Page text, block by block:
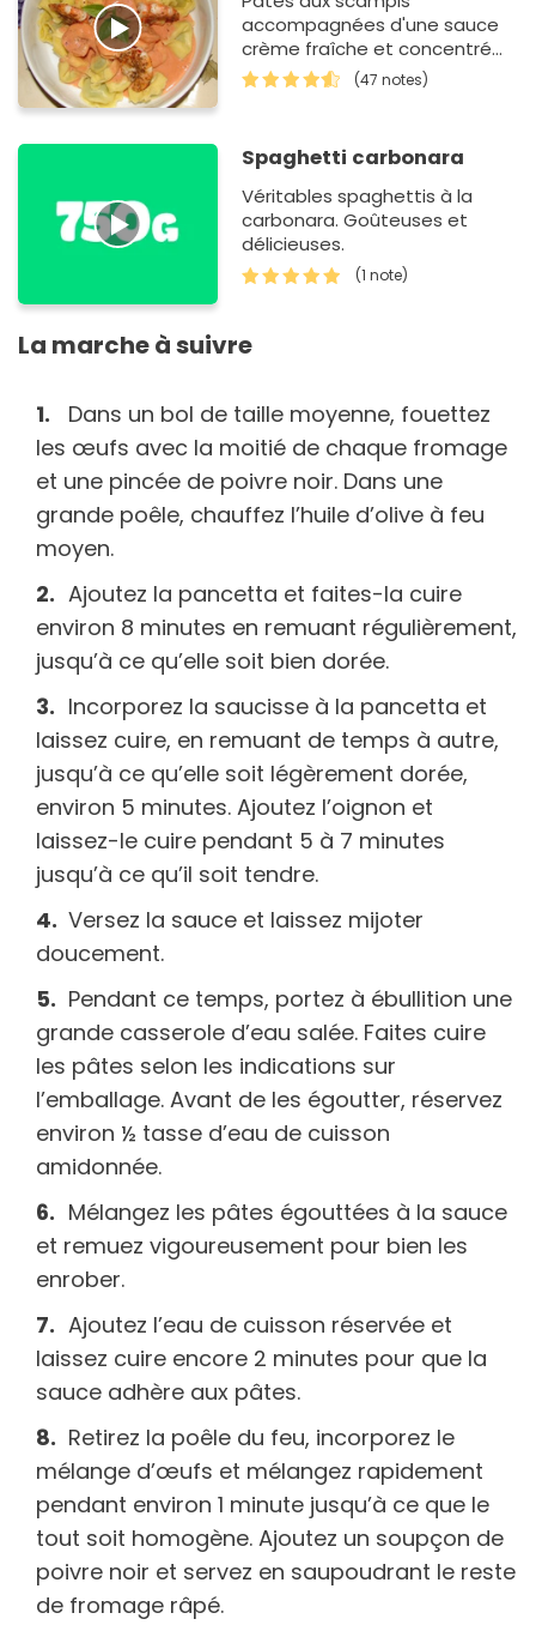
accompagnées d'une sauce
crème fraîche et concentré
de sauce tomate.
(47 notes)
Spaghetti carbonara
Véritables spaghettis à la
carbonara. Goûteuses et
délicieuses.
(1 note)
La marche à suivre
Dans un bol de taille moyenne, fouettez
les œufs avec la moitié de chaque fromage
et une pincée de poivre noir. Dans une
grande poêle, chauffez l’huile d’olive à feu
moyen.
Ajoutez la pancetta et faites-la cuire
environ 8 minutes en remuant régulièrement,
jusqu’à ce qu’elle soit bien dorée.
Incorporez la saucisse à la pancetta et
laissez cuire, en remuant de temps à autre,
jusqu’à ce qu’elle soit légèrement dorée,
environ 5 minutes. Ajoutez l’oignon et
laissez-le cuire pendant 5 à 7 minutes
jusqu’à ce qu’il soit tendre.
Versez la sauce et laissez mijoter
doucement.
Pendant ce temps, portez à ébullition une
grande casserole d’eau salée. Faites cuire
les pâtes selon les indications sur
l’emballage. Avant de les égoutter, réservez
environ ½ tasse d’eau de cuisson
amidonnée.
Mélangez les pâtes égouttées à la sauce
et remuez vigoureusement pour bien les
enrober.
Ajoutez l’eau de cuisson réservée et
laissez cuire encore 2 minutes pour que la
sauce adhère aux pâtes.
Retirez la poêle du feu, incorporez le
mélange d’œufs et mélangez rapidement
pendant environ 1 minute jusqu’à ce que le
tout soit homogène. Ajoutez un soupçon de
poivre noir et servez en saupoudrant le reste
de fromage râpé.